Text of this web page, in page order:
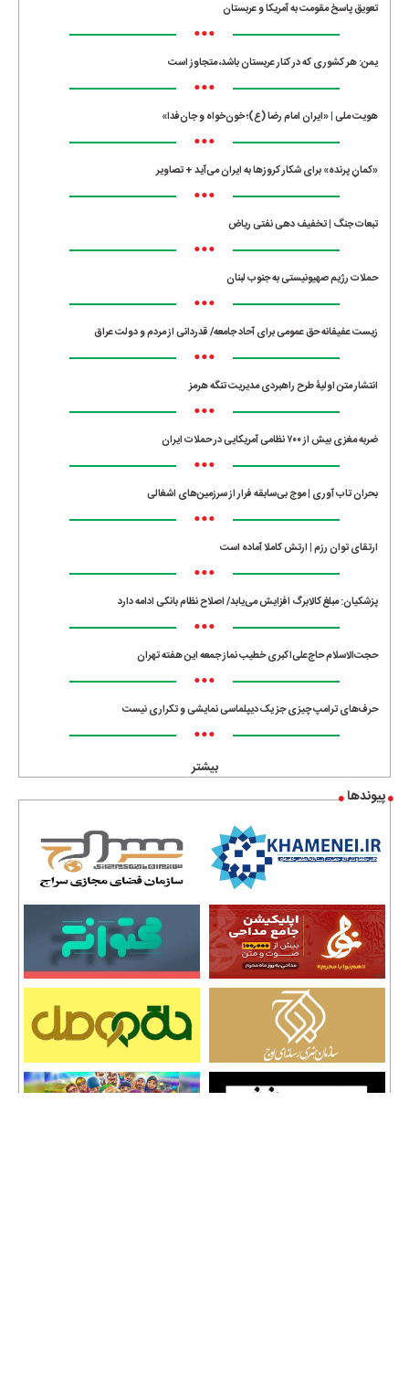
تعویق پاسخ مقومت به آمریکا و عربستان
•••
یمن: هر کشوری که در کنار عربستان باشد، متجاوز است
•••
هویت ملی | «ایران امام رضا (ع)؛ خون‌خواه و جان‌فدا»
•••
«کمانِ پرنده» برای شکار کروزها به ایران می‌آید + تصاویر
•••
تبعات جنگ | تخفیف دهی نفتی ریاض
•••
حملات رژیم صهیونیستی به جنوب لبنان
•••
زیست عفیفانه حق عمومی برای آحاد جامعه/ قدردانی از مردم و دولت عراق
•••
انتشار متن اولیۀ طرح راهبردی مدیریت تنگه هرمز
•••
ضربه مغزی بیش از ۷۰۰ نظامی آمریکایی در حملات ایران
•••
بحران تاب آوری | موج بی‌سابقه فرار از سرزمین‌های اشغالی
•••
ارتقای توان رزم | ارتش کاملا آماده است
•••
پزشکیان: مبلغ کالابرگ افزایش می‌یابد/ اصلاح نظام بانکی ادامه دارد
•••
حجت‌الاسلام حاج‌علی‌اکبری خطیب نماز جمعه این هفته تهران
•••
حرف‌های ترامپ چیزی جز یک دیپلماسی نمایشی و تکراری نیست
•••
بیشتر
پیوندها